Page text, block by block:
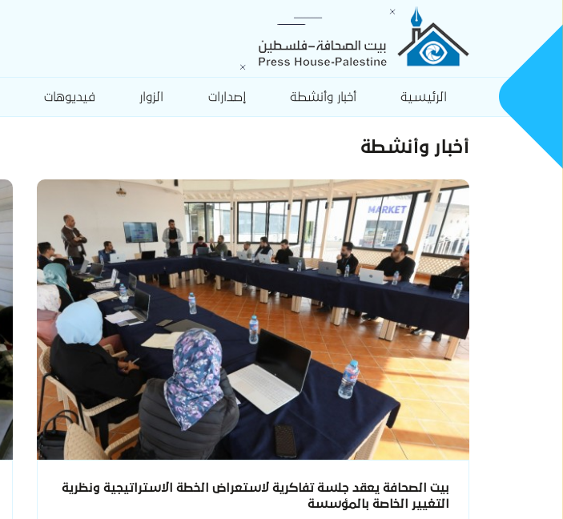
الرئيسية أخبار وأنشطة إصدارات الزوار فيديوهات
أخبار وأنشطة
بيت الصحافة يعقد جلسة تفاكرية لاستعراض الخطة الاستراتيجية ونظرية
التغيير الخاصة بالمؤسسة